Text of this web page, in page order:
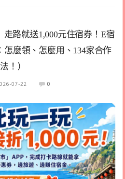
走路就送1,000元住宿券！E宿
怎麼領、怎麼用、134家合作
！）
07-22 0